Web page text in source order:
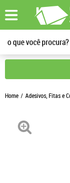
Home Adesivos, Fitas e